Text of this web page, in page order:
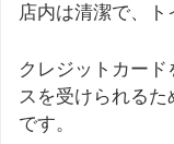
店内は清潔で、ト
クレジットカー
スを受けられる
です。